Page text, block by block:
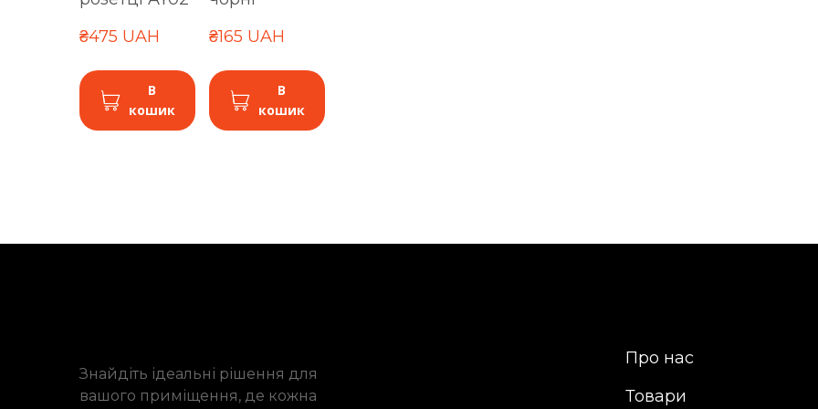
₴475 UAH
В
кошик
₴165 UAH
В
кошик
Знайдіть ідеальні рішення для
вашого приміщення, де кожна
Про нас
Товари